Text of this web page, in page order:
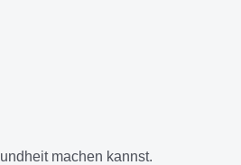
machen kannst.